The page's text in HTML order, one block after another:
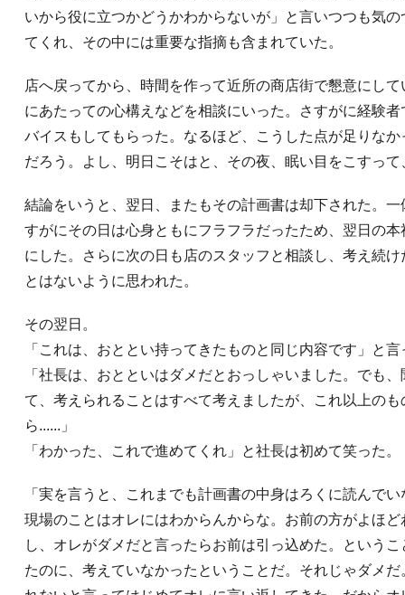
いから役に立つかどうかわからないが」と言いつつも気
てくれ、その中には重要な指摘も含まれていた。
店へ戻ってから、時間を作って近所の商店街で懇意にし
にあたっての心構えなどを相談にいった。さすがに経験
バイスもしてもらった。なるほど、こうした点が足りな
だろう。よし、明日こそはと、その夜、眠い目をこすっ
結論をいうと、翌日、またもその計画書は却下された。
すがにその日は心身ともにフラフラだったため、翌日の
にした。さらに次の日も店のスタッフと相談し、考え続
とはないように思われた。
その翌日。
「これは、おととい持ってきたものと同じ内容です」と
「社長は、おとといはダメだとおっしゃいました。でも
て、考えられることはすべて考えましたが、これ以上の
ら......」
「わかった、これで進めてくれ」と社長は初めて笑った。
「実を言うと、これまでも計画書の中身はろくに読んで
現場のことはオレにはわからんからな。お前の方がよほ
し、オレがダメだと言ったらお前は引っ込めた。という
たのに、考えていなかったということだ。それじゃダメ